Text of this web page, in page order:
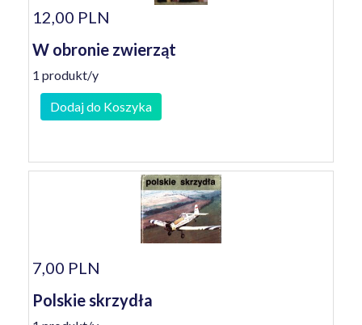
12,00 PLN
W obronie zwierząt
1 produkt/y
Dodaj do Koszyka
7,00 PLN
Polskie skrzydła